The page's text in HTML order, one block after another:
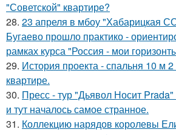
"Советской" квартире?
28. 23 апреля в мбоу "Хабарицкая
Бугаево прошло практико -
рамках курса "Россия - мои
29. История проекта - спальня 10 м
квартире.
30. Пресс - тур "Дьявол Носит
и тут началось самое странное.
31. Коллекцию нарядов королевы